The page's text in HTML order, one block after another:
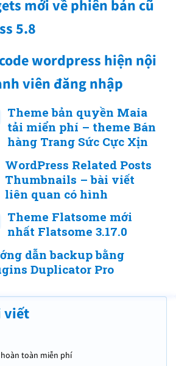
mới về phiên bản cũ
5.8
wordpress hiện nội
viên đăng nhập
Theme bản quyền Maia
tải miển phí – theme Bán
hàng Trang Sức Cực Xịn
WordPress Related Posts
Thumbnails – bài viết
liên quan có hình
Theme Flatsome mới
nhất Flatsome 3.17.0
dẫn backup bằng
Duplicator Pro
viết
toàn miễn phí